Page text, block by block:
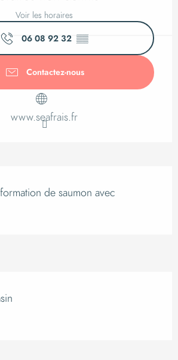
Voir les horaires
06 08 92 32 ▒▒
Contactez-nous
www.seafrais.fr
de saumon avec